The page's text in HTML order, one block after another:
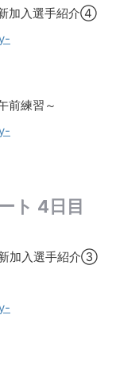
加入選手紹介④
前練習～​
ト 4日目
加入選手紹介③